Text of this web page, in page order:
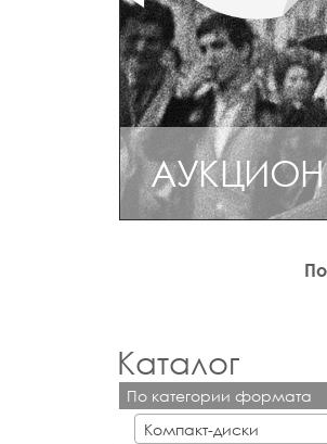
Каталог
По категории формата
Компакт-диски